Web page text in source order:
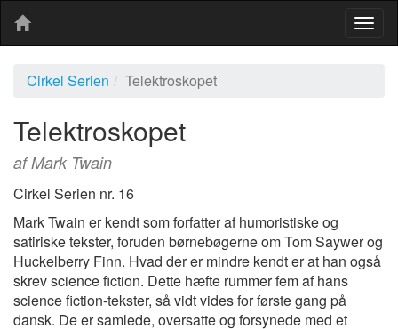
Cirkel Serien
Telektroskopet
Telektroskopet
af Mark Twain
Cirkel Serien nr. 16
Mark Twain er kendt som forfatter af humoristiske og
satiriske tekster, foruden børnebøgerne om Tom Saywer og
Huckelberry Finn. Hvad der er mindre kendt er at han også
skrev science fiction. Dette hæfte rummer fem af hans
science fiction-tekster, så vidt vides for første gang på
dansk. De er samlede, oversatte og forsynede med et